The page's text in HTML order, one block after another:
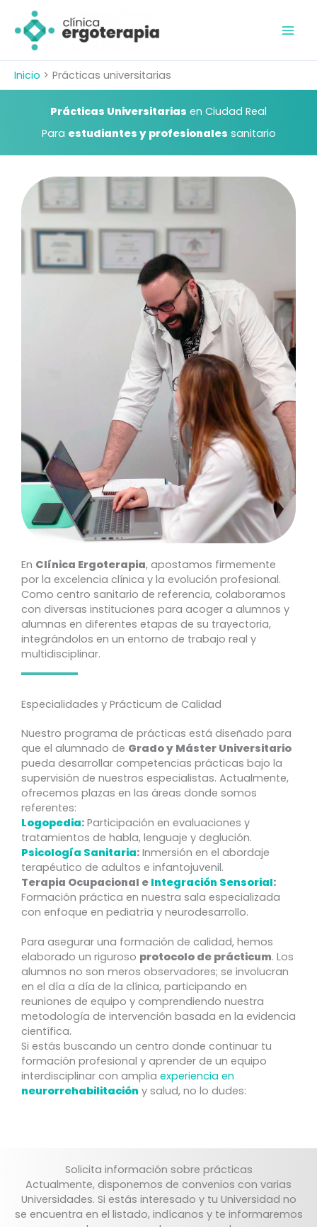
contenido
Inicio Prácticas universitarias
Prácticas Universitarias en Ciudad Real
Para estudiantes y profesionales sanitario
En Clínica Ergoterapia, apostamos firmemente
por la excelencia clínica y la evolución profesional.
Como centro sanitario de referencia, colaboramos
con diversas instituciones para acoger a alumnos y
alumnas en diferentes etapas de su trayectoria,
integrándolos en un entorno de trabajo real y
multidisciplinar.
Especialidades y Prácticum de Calidad
Nuestro programa de prácticas está diseñado para
que el alumnado de Grado y Máster Universitario
pueda desarrollar competencias prácticas bajo la
supervisión de nuestros especialistas. Actualmente,
ofrecemos plazas en las áreas donde somos
referentes:
Logopedia: Participación en evaluaciones y
tratamientos de habla, lenguaje y deglución.
Psicología Sanitaria: Inmersión en el abordaje
terapéutico de adultos e infantojuvenil.
Terapia Ocupacional e Integración Sensorial:
Formación práctica en nuestra sala especializada
con enfoque en pediatría y neurodesarrollo.
Para asegurar una formación de calidad, hemos
elaborado un riguroso protocolo de prácticum. Los
alumnos no son meros observadores; se involucran
en el día a día de la clínica, participando en
reuniones de equipo y comprendiendo nuestra
metodología de intervención basada en la evidencia
científica.
Si estás buscando un centro donde continuar tu
formación profesional y aprender de un equipo
interdisciplinar con amplia experiencia en
neurorrehabilitación y salud, no lo dudes:
Solicita información sobre prácticas
Actualmente, disponemos de convenios con varias
Universidades. Si estás interesado y tu Universidad no
se encuentra en el listado, indícanos y te informaremos